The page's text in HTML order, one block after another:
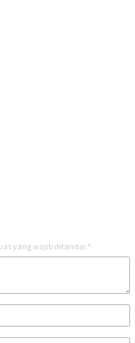
yang wajib ditandai *